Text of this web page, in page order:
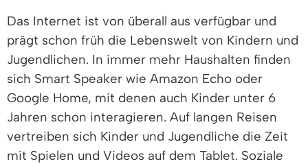
Das Internet ist von überall aus verfügbar und
prägt schon früh die Lebenswelt von Kindern und
Jugendlichen. In immer mehr Haushalten finden
sich Smart Speaker wie Amazon Echo oder
Google Home, mit denen auch Kinder unter 6
Jahren schon interagieren. Auf langen Reisen
vertreiben sich Kinder und Jugendliche die Zeit
mit Spielen und Videos auf dem Tablet. Soziale